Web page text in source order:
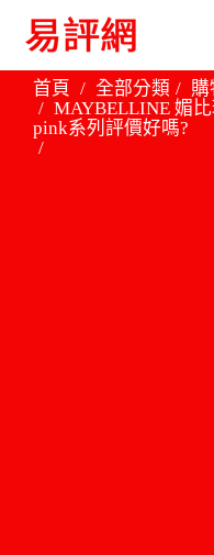
首頁 全部分類
購
MAYBELLINE 媚
pink系列評價好嗎?